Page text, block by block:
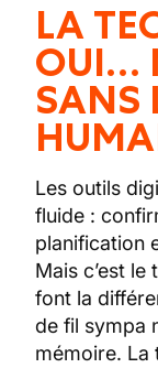
LA
OUI…
SANS
Les outils
fluide :
planification
Mais c’est
font la
de fil sympa
mémoire. La